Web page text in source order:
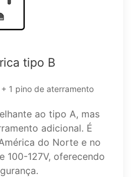
tipo B
1 pino de aterramento
ao tipo A, mas
adicional. É
do Norte e no
100-127V, oferecendo